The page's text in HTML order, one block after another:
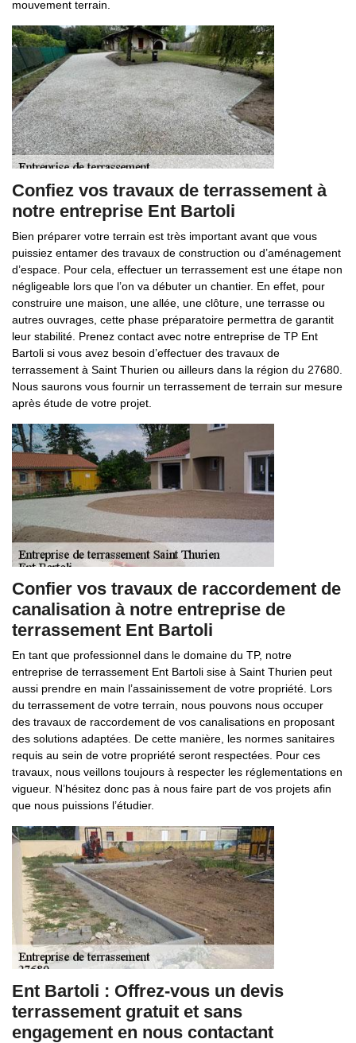
mouvement terrain.
Confiez vos travaux de terrassement à
notre entreprise Ent Bartoli
Bien préparer votre terrain est très important avant que vous
puissiez entamer des travaux de construction ou d’aménagement
d’espace. Pour cela, effectuer un terrassement est une étape non
négligeable lors que l’on va débuter un chantier. En effet, pour
construire une maison, une allée, une clôture, une terrasse ou
autres ouvrages, cette phase préparatoire permettra de garantit
leur stabilité. Prenez contact avec notre entreprise de TP Ent
Bartoli si vous avez besoin d’effectuer des travaux de
terrassement à Saint Thurien ou ailleurs dans la région du 27680.
Nous saurons vous fournir un terrassement de terrain sur mesure
après étude de votre projet.
Confier vos travaux de raccordement de
canalisation à notre entreprise de
terrassement Ent Bartoli
En tant que professionnel dans le domaine du TP, notre
entreprise de terrassement Ent Bartoli sise à Saint Thurien peut
aussi prendre en main l’assainissement de votre propriété. Lors
du terrassement de votre terrain, nous pouvons nous occuper
des travaux de raccordement de vos canalisations en proposant
des solutions adaptées. De cette manière, les normes sanitaires
requis au sein de votre propriété seront respectées. Pour ces
travaux, nous veillons toujours à respecter les réglementations en
vigueur. N’hésitez donc pas à nous faire part de vos projets afin
que nous puissions l’étudier.
Ent Bartoli : Offrez-vous un devis
terrassement gratuit et sans
engagement en nous contactant